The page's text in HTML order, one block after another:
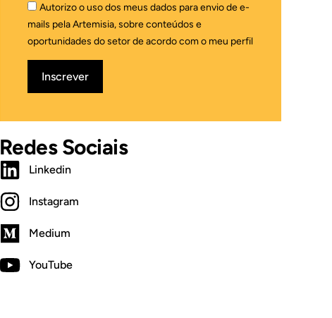
Autorizo o uso dos meus dados para envio de e-
mails pela Artemisia, sobre conteúdos e
oportunidades do setor de acordo com o meu perfil
Inscrever
Redes Sociais
Linkedin
Instagram
Medium
YouTube